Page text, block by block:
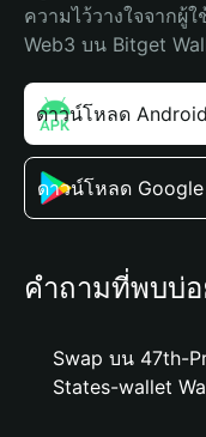
ความไว้วางใจจาก
Web3 บน Bitget
ดาวน์โหลด
ดาวน์โหลด
คำถามที่พบบ่อ
Swap บน 47th-
States-wallet